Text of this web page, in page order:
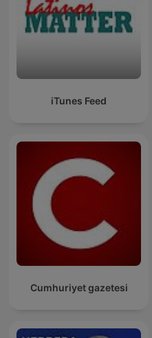
iTunes Feed
Cumhuriyet gazetesi